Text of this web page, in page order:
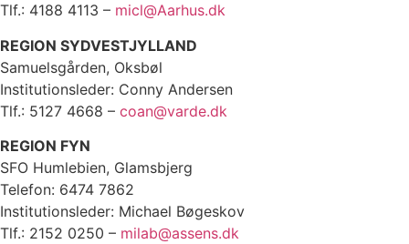
Tlf.: 4188 4113 – micl@Aarhus.dk
REGION SYDVESTJYLLAND
Samuelsgården, Oksbøl
Institutionsleder: Conny Andersen
Tlf.: 5127 4668 – coan@varde.dk
REGION FYN
SFO Humlebien, Glamsbjerg
Telefon: 6474 7862
Institutionsleder: Michael Bøgeskov
Tlf.: 2152 0250 – milab@assens.dk